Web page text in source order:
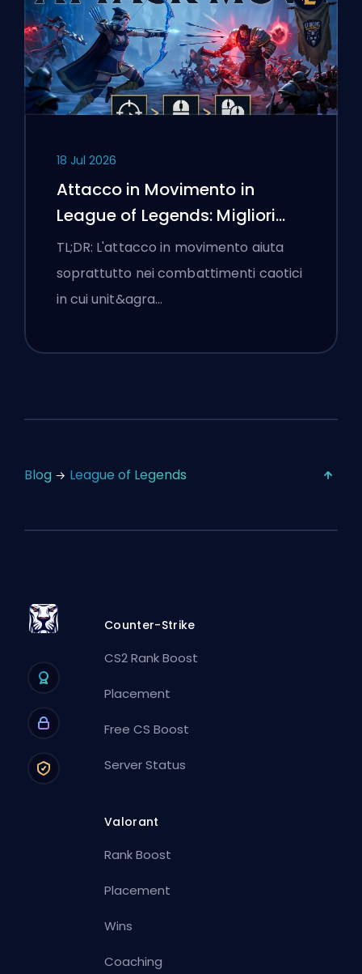
18 Jul 2026
Attacco in Movimento in
League of Legends: Migliori
Impostazioni
TL;DR: L'attacco in movimento aiuta
soprattutto nei combattimenti caotici
in cui unit&agra…
Blog League of Legends
Counter-Strike
CS2 Rank Boost
Placement
Free CS Boost
Server Status
Valorant
Rank Boost
Placement
Wins
Coaching